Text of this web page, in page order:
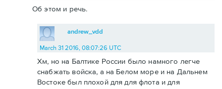
Об этом и речь.
andrew_vdd
March 31 2016, 08:07:26 UTC
Хм, но на Балтике России было намного легче
снабжать войска, а на Белом море и на Дальнем
Востоке был плохой для для флота и для